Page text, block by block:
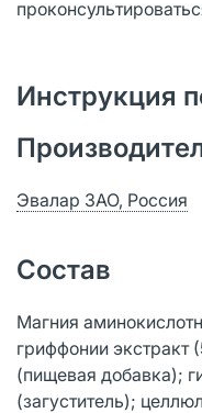
Инструкция
Эвалар ЗАО, Россия
Состав
Магния
гриффонии экстракт
(пищевая добавка);
(загуститель);